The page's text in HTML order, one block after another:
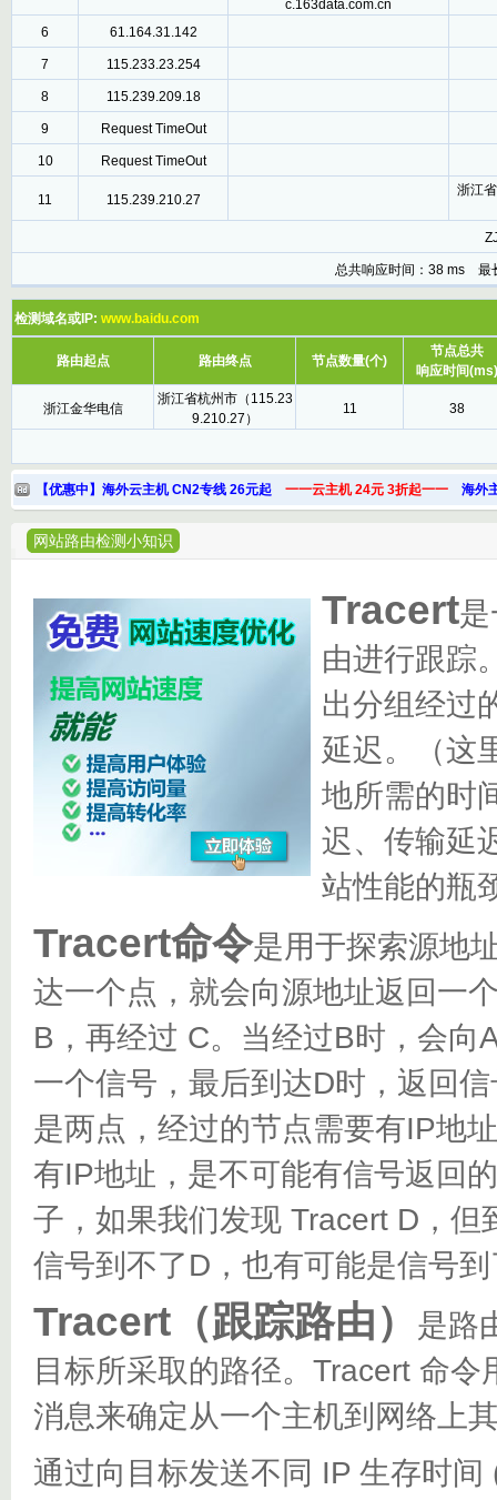
c.163data.com.cn
6
61.164.31.142
7 115.233.23.254
8 115.239.209.18
9 Request TimeOut
10 Request TimeOut
11 115.239.210.27
浙江
总共响应时间：38 ms
检测域名或IP: www.baidu.com
路由起点 路由终点 节点数量(个)
节点总共
响应时间(ms)
浙江金华电信
浙江省杭州市（115.23
9.210.27）
11 38
【优惠中】海外云主机 CN2专线 26元起 一一云主机 24元 3折起一一 海外
网站路由检测小知识
Tracert
由进行跟踪
出分组经过
延迟。（这
地所需的时
迟、传输延
站性能的瓶
Tracert命令是用于探索源地
达一个点，就会向源地址返回一
B，再经过 C。当经过B时，会
一个信号，最后到达D时，返回
是两点，经过的节点需要有IP地
有IP地址，是不可能有信号返回
子，如果我们发现 Tracert D，
信号到不了D，也有可能是信号
Tracert（跟踪路由）
是路
目标所采取的路径。Tracert 命
消息来确定从一个主机到网络上
通过向目标发送不同 IP 生存时